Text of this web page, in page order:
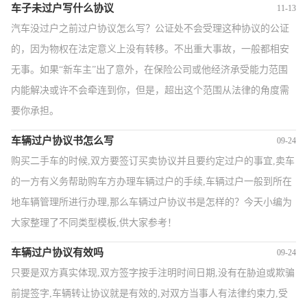
车子未过户写什么协议 11-13
汽车没过户之前过户协议怎么写？公证处不会受理这种协议的公证
的，因为物权在法定意义上没有转移。不出重大事故，一般都相安
无事。如果“新车主”出了意外，在保险公司或他经济承受能力范围
内能解决或许不会牵连到你，但是，超出这个范围从法律的角度需
要你承担。
车辆过户协议书怎么写 09-24
购买二手车的时候,双方要签订买卖协议并且要约定过户的事宜,卖车
的一方有义务帮助购车方办理车辆过户的手续,车辆过户一般到所在
地车辆管理所进行办理,那么车辆过户协议书是怎样的？今天小编为
大家整理了不同类型模板,供大家参考！
车辆过户协议有效吗 09-24
只要是双方真实体现,双方签字按手注明时间日期,没有在胁迫或欺骗
前提签字,车辆转让协议就是有效的,对双方当事人有法律约束力,受